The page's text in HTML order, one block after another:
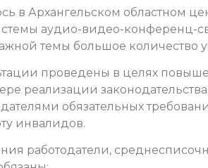
в Архангельском областном
аудио-видео-конференц-
темы большое количество
проведены в целях
реализации
обязательных
инвалидов.
работодатели,